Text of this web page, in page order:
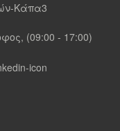
Κάπα3
(09:00 - 17:00)